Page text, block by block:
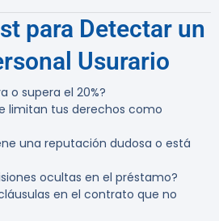
para Detectar un
Usurario
o supera el 20%?
limitan tus derechos como
una reputación dudosa o está
ocultas en el préstamo?
en el contrato que no